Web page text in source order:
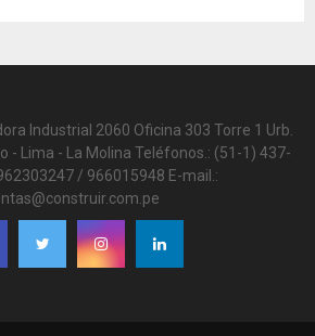
Industrial 2060 Oficina 303 Torre 1 Urb.
- Lima - La Molina Teléfonos.: (51-1) 437-
/ 966015948 E-mail.: